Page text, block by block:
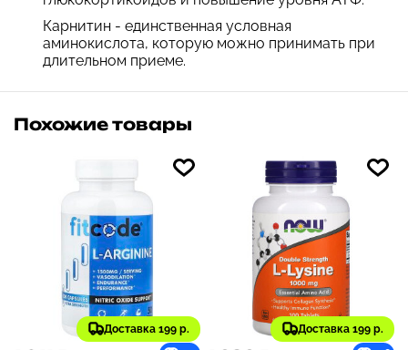
Карнитин - единственная условная
аминокислота, которую можно принимать при
длительном приеме.
Похожие товары
Доставка 199 р. Доставка 199 р.